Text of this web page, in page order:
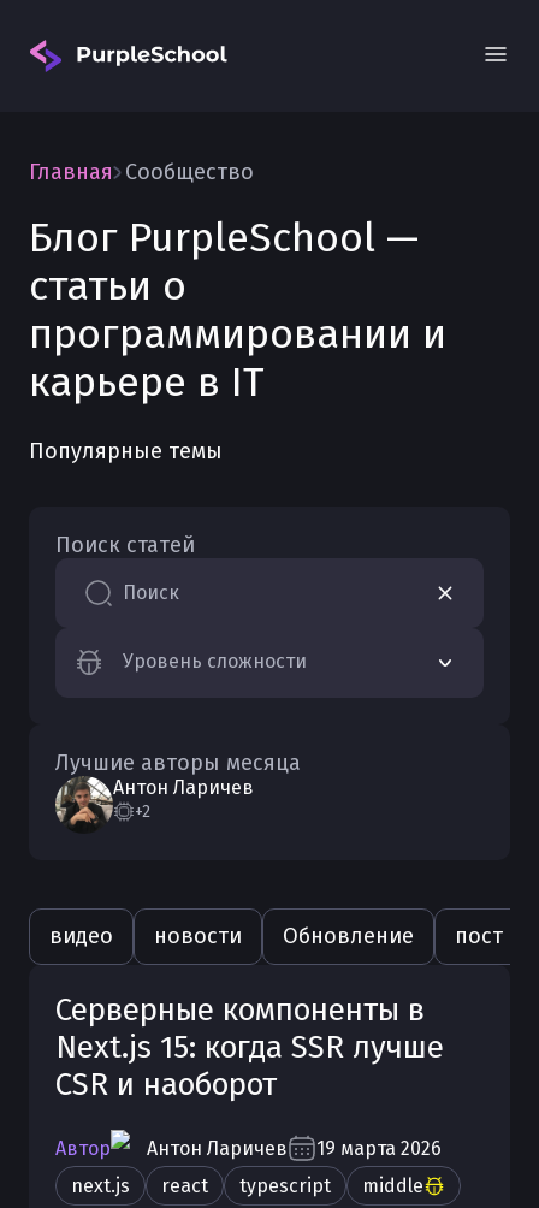
Вход
Главная Сообщество
Блог PurpleSchool —
статьи о
программировании и
карьере в IT
Популярные темы
видео новости Обновление пост
Серверные компоненты в
Next.js 15: когда SSR лучше
CSR и наоборот
Автор Антон Ларичев
19 марта 2026
next.js
react typescript middle
Поиск статей
Поиск
Уровень сложности
Лучшие авторы месяца
Антон Ларичев
+2